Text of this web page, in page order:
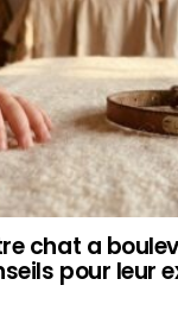
chat a
pour leur